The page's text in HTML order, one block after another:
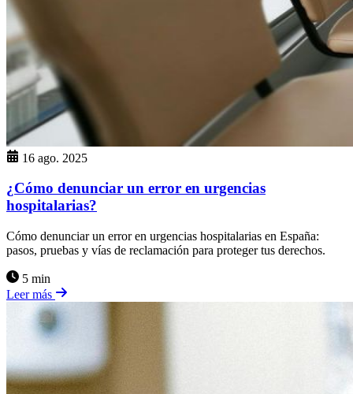
16 ago. 2025
¿Cómo denunciar un error en urgencias
hospitalarias?
Cómo denunciar un error en urgencias hospitalarias en España:
pasos, pruebas y vías de reclamación para proteger tus derechos.
5 min
Leer más